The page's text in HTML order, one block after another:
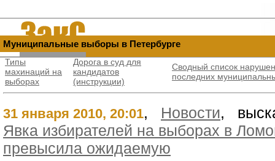
Муниципальные выборы в Петербурге
Типы
махинаций на
выбораx
Дорога в суд для
кандидатов
(инструкции)
Сводный список
последних
31 января 2010, 20:01, Новости,
Явка избирателей на выборах в
превысила ожидаемую